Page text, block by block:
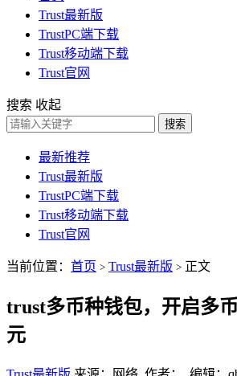
Trust最新版
TrustPC端下载
Trust移动端下载
Trust官网
搜索 收起
搜索
最新推荐
Trust最新版
TrustPC端下载
Trust移动端下载
Trust官网
当前位置： 首页 > Trust最新版 > 正文
trust多币种钱包，开启多
元